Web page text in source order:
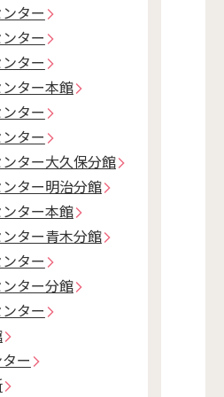
ター
ター
ター
ター本館
ター
ター
ター大久保分館
ター明治分館
ター本館
ター青木分館
ター
ター分館
ター
ー